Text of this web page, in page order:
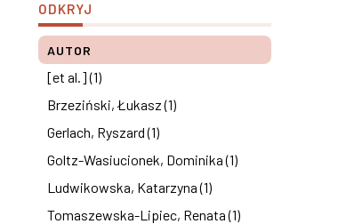
ODKRYJ
AUTOR
[et al.] (1)
Brzeziński, Łukasz (1)
Gerlach, Ryszard (1)
Goltz-Wasiucionek, Dominika (1)
Ludwikowska, Katarzyna (1)
Tomaszewska-Lipiec, Renata (1)